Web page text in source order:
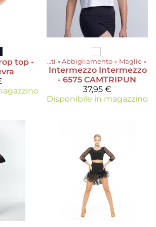
top -
Prodotti ‪» Abbigliamento ‪» Maglie ‪»
Intermezzo Intermezzo
- 6575 CAMTRIPUN
37,95 €
Disponibile in magazzino